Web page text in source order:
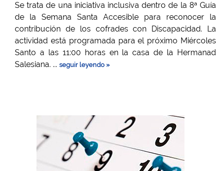
Se trata de una iniciativa inclusiva dentro de la 8ª Guía
de la Semana Santa Accesible para reconocer la
contribución de los cofrades con Discapacidad. La
actividad está programada para el próximo Miércoles
Santo a las 11:00 horas en la casa de la Hermanad
Salesiana. ... seguir leyendo »